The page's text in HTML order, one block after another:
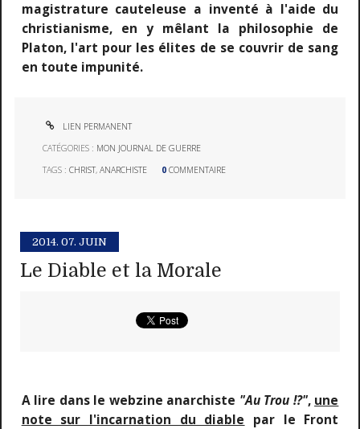
magistrature cauteleuse a inventé à l'aide du
christianisme, en y mêlant la philosophie de
Platon, l'art pour les élites de se couvrir de sang
en toute impunité.
LIEN PERMANENT
CATÉGORIES : MON JOURNAL DE GUERRE
TAGS :CHRIST,ANARCHISTE 0 COMMENTAIRE
2014. 07. JUIN
Le Diable et la Morale
A lire dans le webzine anarchiste "Au Trou !?", une
note sur l'incarnation du diable par le Front